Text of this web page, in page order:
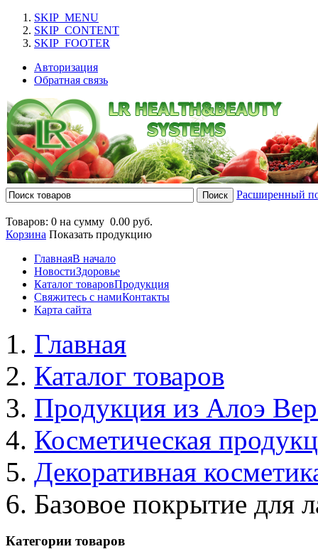
SKIP_MENU
SKIP_CONTENT
SKIP_FOOTER
Авторизация
Обратная связь
Расширенный
Товаров: 0 на сумму 0.00 руб.
Корзина Показать продукцию
ГлавнаяВ начало
НовостиЗдоровье
Каталог товаровПродукция
Свяжитесь с намиКонтакты
Карта сайта
Главная
Каталог товаров
Продукция из Алоэ
Косметическая
Декоративная
Базовое покрытие для
Категории товаров